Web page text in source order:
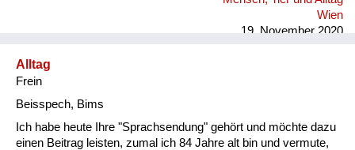
Wien
19. November 2020
Alltag
Frein
Beisspech, Bims
Ich habe heute Ihre "Sprachsendung" gehört und möchte dazu
einen Beitrag leisten, zumal ich 84 Jahre alt bin und vermute,